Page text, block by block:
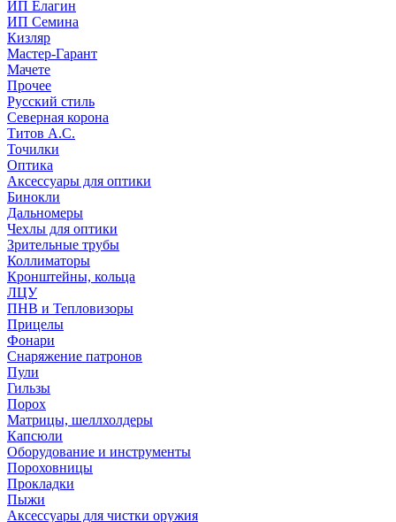
ИП Елагин
ИП Семина
Кизляр
Мастер-Гарант
Мачете
Прочее
Русский стиль
Северная корона
Титов А.С.
Точилки
Оптика
Аксессуары для оптики
Бинокли
Дальномеры
Чехлы для оптики
Зрительные трубы
Коллиматоры
Кронштейны, кольца
ЛЦУ
ПНВ и Тепловизоры
Прицелы
Фонари
Снаряжение патронов
Пули
Гильзы
Порох
Матрицы, шеллхолдеры
Капсюли
Оборудование и инструменты
Пороховницы
Прокладки
Пыжи
Аксессуары для чистки оружия